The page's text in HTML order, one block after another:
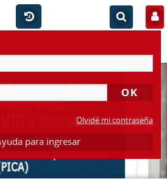
Olvidé mi contraseña
para ingresar